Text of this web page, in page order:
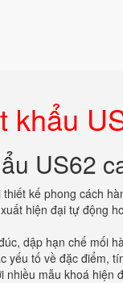
khẩu
US62
thiết kế phong cách
hiện đại tự động
dập hạn chế mối
yếu tố về đặc điểm,
mẫu khoá